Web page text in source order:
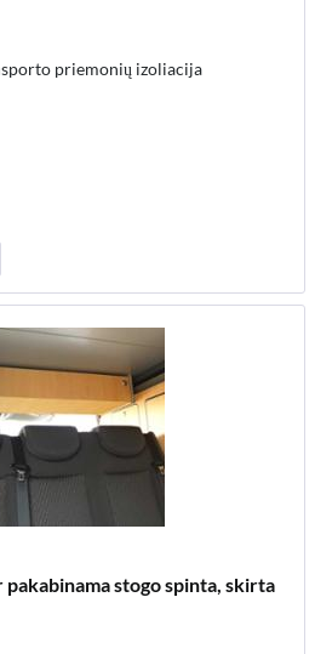
priemonių izoliacija
stogo spinta, skirta